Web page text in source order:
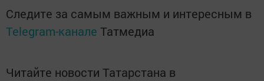
Следите за самым важным и интересным в
Telegram-канале Татмедиа
Читайте новости Татарстана в